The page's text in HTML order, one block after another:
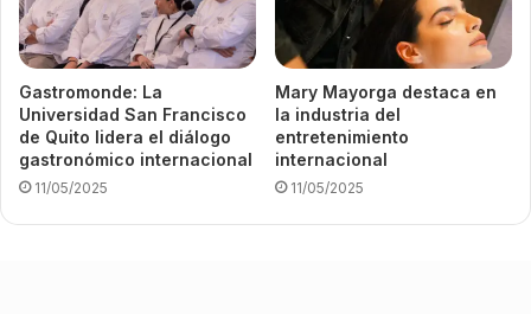
Gastromonde: La
Universidad San Francisco
de Quito lidera el diálogo
gastronómico internacional
11/05/2025
Mary Mayorga destaca en
la industria del
entretenimiento
internacional
11/05/2025